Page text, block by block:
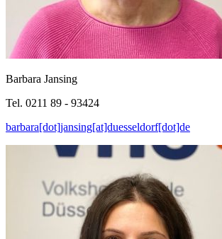
Barbara Jansing
Tel. 0211 89 - 93424
barbara[dot]jansing[at]duesseldorf[dot]de